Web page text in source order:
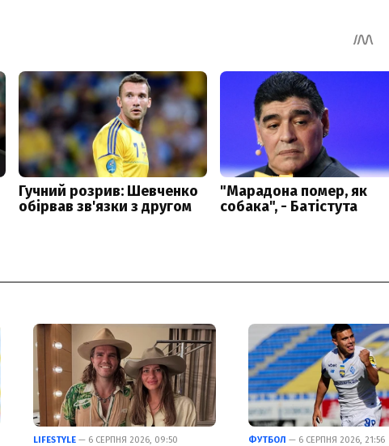
LIFESTYLE— 6 СЕРПНЯ 2026, 09:50 ФУТБОЛ — 6 СЕРПНЯ 2026, 21:56